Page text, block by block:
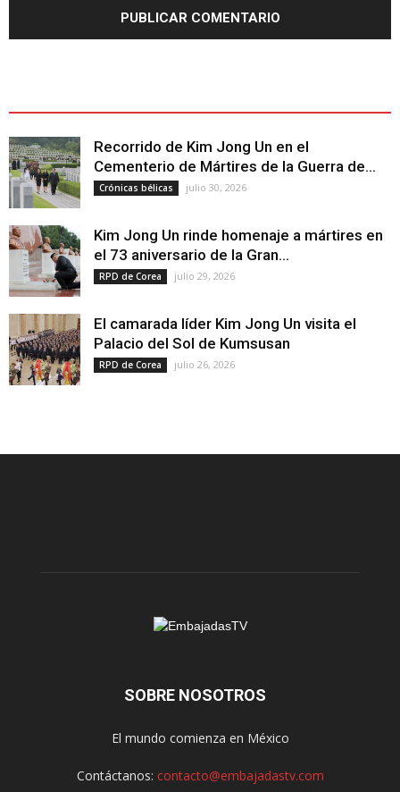
Recorrido de Kim Jong Un en el
Cementerio de Mártires de la Guerra de...
Crónicas bélicas julio 30, 2026
Kim Jong Un rinde homenaje a mártires en
el 73 aniversario de la Gran...
RPD de Corea julio 29, 2026
El camarada líder Kim Jong Un visita el
Palacio del Sol de Kumsusan
RPD de Corea julio 26, 2026
SOBRE NOSOTROS
El mundo comienza en México
Contáctanos: contacto@embajadastv.com